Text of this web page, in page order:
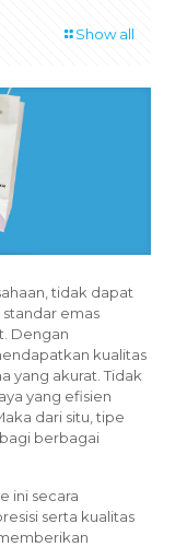
Show all
tidak dapat
emas
Dengan
kualitas
yang akurat. Tidak
yang efisien
dari situ, tipe
berbagai
ini secara
serta kualitas